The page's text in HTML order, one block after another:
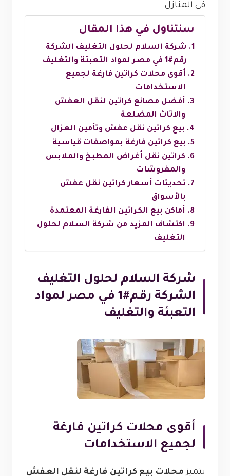
في المنازل.
سنتناول في هذا المقال
شركة السلام لحلول التغليف الشركة
رقم#1 في مصر لمواد التعبئة والتغليف
أقوى محلات كراتين فارغة لجميع
الاستخدامات
أفضل مصانع كراتين لنقل العفش
والاثاث المضلعة
بيع كراتين نقل عفش وتأمين العزال
بيع كراتين فارغة بمواصفات قياسية
كراتين نقل أغراض المطبخ والملابس
والمفروشات
تحديثات أسعار كراتين نقل عفش
بالأسواق
أماكن بيع الكراتين الفارغة المعتمدة
اكتشاف المزيد من شركة السلام لحلول
التغليف
شركة السلام لحلول التغليف
الشركة رقم#1 في مصر لمواد
التعبئة والتغليف
أقوى محلات كراتين فارغة
لجميع الاستخدامات
تتميزمحلات بيع كراتين فارغة لنقل العفش